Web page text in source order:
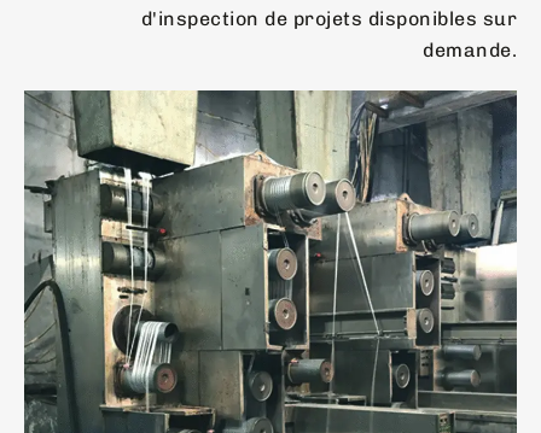
d'inspection de projets disponibles sur
demande.